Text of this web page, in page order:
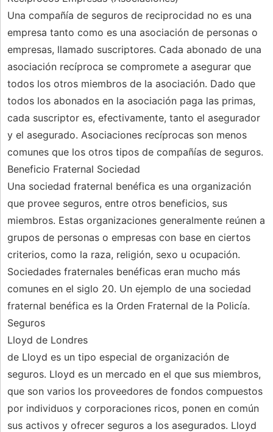
Una compañía de seguros de reciprocidad no es una
empresa tanto como es una asociación de personas o
empresas, llamado suscriptores. Cada abonado de una
asociación recíproca se compromete a asegurar que
todos los otros miembros de la asociación. Dado que
todos los abonados en la asociación paga las primas,
cada suscriptor es, efectivamente, tanto el asegurador
y el asegurado. Asociaciones recíprocas son menos
comunes que los otros tipos de compañías de seguros.
Beneficio Fraternal Sociedad
Una sociedad fraternal benéfica es una organización
que provee seguros, entre otros beneficios, sus
miembros. Estas organizaciones generalmente reúnen a
grupos de personas o empresas con base en ciertos
criterios, como la raza, religión, sexo u ocupación.
Sociedades fraternales benéficas eran mucho más
comunes en el siglo 20. Un ejemplo de una sociedad
fraternal benéfica es la Orden Fraternal de la Policía.
Seguros
Lloyd de Londres
de Lloyd es un tipo especial de organización de
seguros. Lloyd es un mercado en el que sus miembros,
que son varios los proveedores de fondos compuestos
por individuos y corporaciones ricos, ponen en común
sus activos y ofrecer seguros a los asegurados. Lloyd